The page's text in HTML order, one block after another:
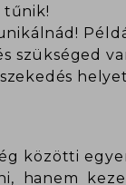
tűnik!
szükséged
közötti
hanem